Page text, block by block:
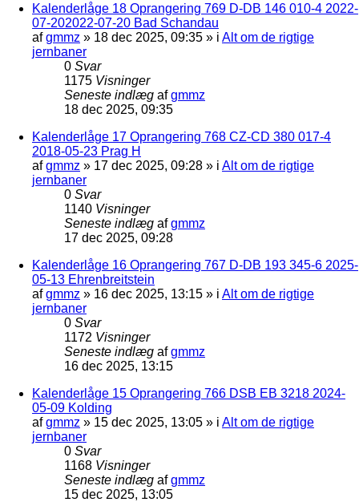
Kalenderlåge 18 Oprangering 769 D-DB 146 010-4 2022-
07-202022-07-20 Bad Schandau
afgmmz » 18 dec 2025, 09:35 » i Alt om de rigtige
jernbaner
0 Svar
1175 Visninger
Seneste indlæg afgmmz
18 dec 2025, 09:35
Kalenderlåge 17 Oprangering 768 CZ-CD 380 017-4
2018-05-23 Prag H
afgmmz » 17 dec 2025, 09:28 » i Alt om de rigtige
jernbaner
0 Svar
1140 Visninger
Seneste indlæg afgmmz
17 dec 2025, 09:28
Kalenderlåge 16 Oprangering 767 D-DB 193 345-6 2025-
05-13 Ehrenbreitstein
afgmmz » 16 dec 2025, 13:15 » i Alt om de rigtige
jernbaner
0 Svar
1172 Visninger
Seneste indlæg afgmmz
16 dec 2025, 13:15
Kalenderlåge 15 Oprangering 766 DSB EB 3218 2024-
05-09 Kolding
afgmmz » 15 dec 2025, 13:05 » i Alt om de rigtige
jernbaner
0 Svar
1168 Visninger
Seneste indlæg afgmmz
15 dec 2025, 13:05